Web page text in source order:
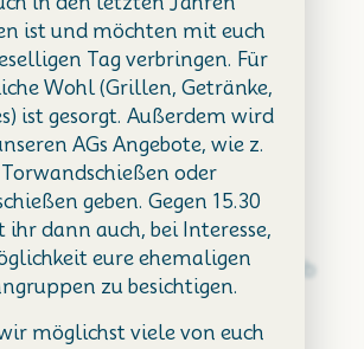
E-Bike
bis zu 38-Tage Urlaub
ist und möchten mit euch
Tag verbringen. Für
Wohl (Grillen, Getränke,
ist gesorgt. Außerdem wird
AGs Angebote, wie z.
Torwandschießen oder
geben. Gegen 15.30
ihr dann auch, bei Interesse,
eure ehemaligen
zu besichtigen.
möglichst viele von euch